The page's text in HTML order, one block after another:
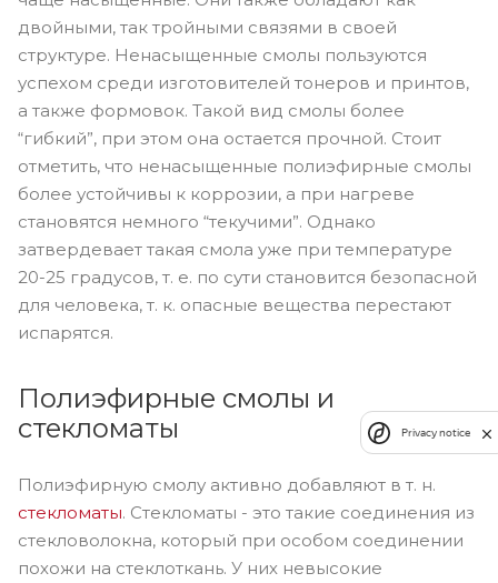
двойными, так тройными связями в своей
структуре. Ненасыщенные смолы пользуются
успехом среди изготовителей тонеров и принтов,
а также формовок. Такой вид смолы более
“гибкий”, при этом она остается прочной. Стоит
отметить, что ненасыщенные полиэфирные смолы
более устойчивы к коррозии, а при нагреве
становятся немного “текучими”. Однако
затвердевает такая смола уже при температуре
20-25 градусов, т. е. по сути становится безопасной
для человека, т. к. опасные вещества перестают
испарятся.
Полиэфирные смолы и
стекломаты
Полиэфирную смолу активно добавляют в т. н.
стекломаты. Стекломаты - это такие соединения из
стекловолокна, который при особом соединении
похожи на стеклоткань. У них невысокие
Privacy notice